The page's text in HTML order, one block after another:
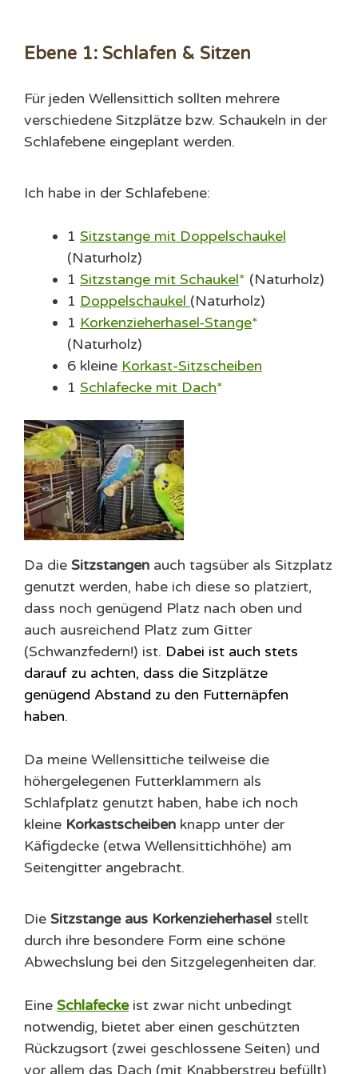
Ebene 1: Schlafen & Sitzen
Für jeden Wellensittich sollten mehrere
verschiedene Sitzplätze bzw. Schaukeln in der
Schlafebene eingeplant werden.
Ich habe in der Schlafebene:
1 Sitzstange mit Doppelschaukel
(Naturholz)
1 Sitzstange mit Schaukel
(Naturholz)
1 Doppelschaukel (Naturholz)
1 Korkenzieherhasel-Stange
(Naturholz)
6 kleine Korkast-Sitzscheiben
1 Schlafecke mit Dach
Da die Sitzstangen auch tagsüber als Sitzplatz
genutzt werden, habe ich diese so platziert,
dass noch genügend Platz nach oben und
auch ausreichend Platz zum Gitter
(Schwanzfedern!) ist. Dabei ist auch stets
darauf zu achten, dass die Sitzplätze
genügend Abstand zu den Futternäpfen
haben.
Da meine Wellensittiche teilweise die
höhergelegenen Futterklammern als
Schlafplatz genutzt haben, habe ich noch
kleine Korkastscheiben knapp unter der
Käfigdecke (etwa Wellensittichhöhe) am
Seitengitter angebracht.
Die Sitzstange aus Korkenzieherhasel stellt
durch ihre besondere Form eine schöne
Abwechslung bei den Sitzgelegenheiten dar.
Eine Schlafeckeist zwar nicht unbedingt
notwendig, bietet aber einen geschützten
Rückzugsort (zwei geschlossene Seiten) und
vor allem das Dach (mit Knabberstreu befüllt)